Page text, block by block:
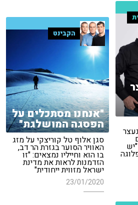
הקבינט
"אנחנו מסתכלים על
הפסגה המושלגת"
סגן אלוף טל קוריצקי על מזג
האוויר הסוער בגזרת הר דב,
בו הוא וחייליו נמצאים: "זו
הזדמנות לראות את מדינת
ישראל מזווית ייחודית"
23/01/2020